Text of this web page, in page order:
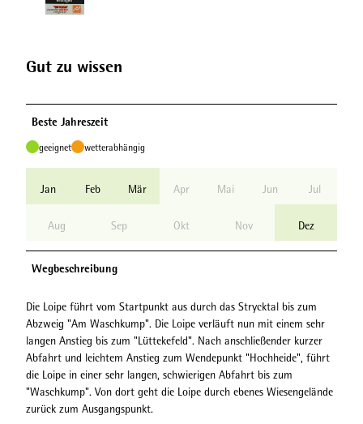
Gut zu wissen
Beste Jahreszeit
geeignet wetterabhängig
Jan Feb Mär Apr Mai Jun Jul
Aug Sep Okt Nov Dez
Wegbeschreibung
Die Loipe führt vom Startpunkt aus durch das Strycktal bis zum
Abzweig "Am Waschkump". Die Loipe verläuft nun mit einem sehr
langen Anstieg bis zum "Lüttekefeld". Nach anschließender kurzer
Abfahrt und leichtem Anstieg zum Wendepunkt "Hochheide", führt
die Loipe in einer sehr langen, schwierigen Abfahrt bis zum
"Waschkump". Von dort geht die Loipe durch ebenes Wiesengelände
zurück zum Ausgangspunkt.